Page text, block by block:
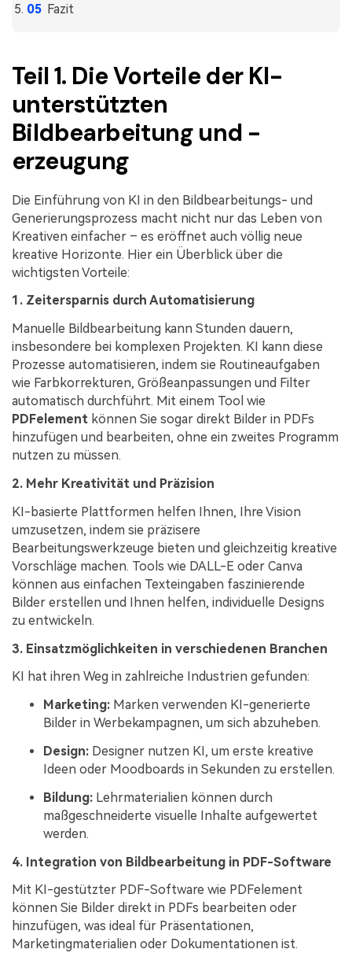
Fazit
Teil 1. Die Vorteile der KI-
unterstützten
Bildbearbeitung und -
erzeugung
Die Einführung von KI in den Bildbearbeitungs- und
Generierungsprozess macht nicht nur das Leben von
Kreativen einfacher – es eröffnet auch völlig neue
kreative Horizonte. Hier ein Überblick über die
wichtigsten Vorteile:
1. Zeitersparnis durch Automatisierung
Manuelle Bildbearbeitung kann Stunden dauern,
insbesondere bei komplexen Projekten. KI kann diese
Prozesse automatisieren, indem sie Routineaufgaben
wie Farbkorrekturen, Größeanpassungen und Filter
automatisch durchführt. Mit einem Tool wie
PDFelement können Sie sogar direkt Bilder in PDFs
hinzufügen und bearbeiten, ohne ein zweites Programm
nutzen zu müssen.
2. Mehr Kreativität und Präzision
KI-basierte Plattformen helfen Ihnen, Ihre Vision
umzusetzen, indem sie präzisere
Bearbeitungswerkzeuge bieten und gleichzeitig kreative
Vorschläge machen. Tools wie DALL-E oder Canva
können aus einfachen Texteingaben faszinierende
Bilder erstellen und Ihnen helfen, individuelle Designs
zu entwickeln.
3. Einsatzmöglichkeiten in verschiedenen Branchen
KI hat ihren Weg in zahlreiche Industrien gefunden:
Marketing: Marken verwenden KI-generierte
Bilder in Werbekampagnen, um sich abzuheben.
Design: Designer nutzen KI, um erste kreative
Ideen oder Moodboards in Sekunden zu erstellen.
Bildung: Lehrmaterialien können durch
maßgeschneiderte visuelle Inhalte aufgewertet
werden.
4. Integration von Bildbearbeitung in PDF-Software
Mit KI-gestützter PDF-Software wie PDFelement
können Sie Bilder direkt in PDFs bearbeiten oder
hinzufügen, was ideal für Präsentationen,
Marketingmaterialien oder Dokumentationen ist.